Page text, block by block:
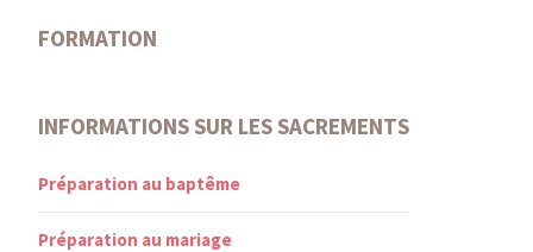
FORMATION
INFORMATIONS SUR LES SACREMENTS
Préparation au baptême
Préparation au mariage